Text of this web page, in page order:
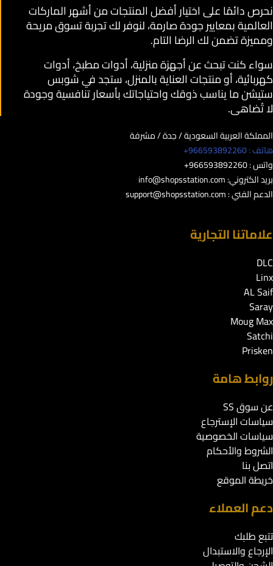
نحرص دائمًا على اختيار أفضل المنتجات من أشهر الماركات
العالمية بمعايير جودة صارمة، لنوفر لك تجربة تسوق مريحة
ومميزة تضمن لك الرضا التام.
سواء كنت تبحث عن أجهزة منزلية، أدوات مطبخ، أدوات
كهربائية، أو منتجات العناية بالمنزل، ستجد في شوبس
ستيشن ما يناسب ذوقك واحتياجاتك بأسعار تنافسية وجودة
لا تُضاهى.
المملكة العربية السعودية / جدة / مشرفة
هاتف : 966593892260+
واتس : 966593892260+
بريد الكتروني:info@shopsstation.com
الدعم الفني :support@shopsstation.com
علاماتنا التجارية
DLC
Linx
AL Saif
Saray
Moug Max
Satchi
Prisken
روابط هامة
عن سوق SS
سياسات الإسترجاع
سياسات الخصوصية
الشروط والأحكام
اتصل بنا
خريطة الموقع
دعم العملاء
تتبع طلبك
الإرجاع والاستبدال